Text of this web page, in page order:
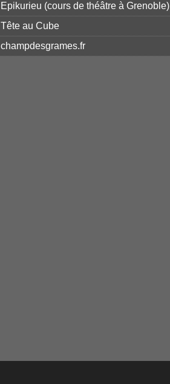
Epikurieu (cours de théâtre à Grenoble)
Tête au Cube
champdesgrames.fr